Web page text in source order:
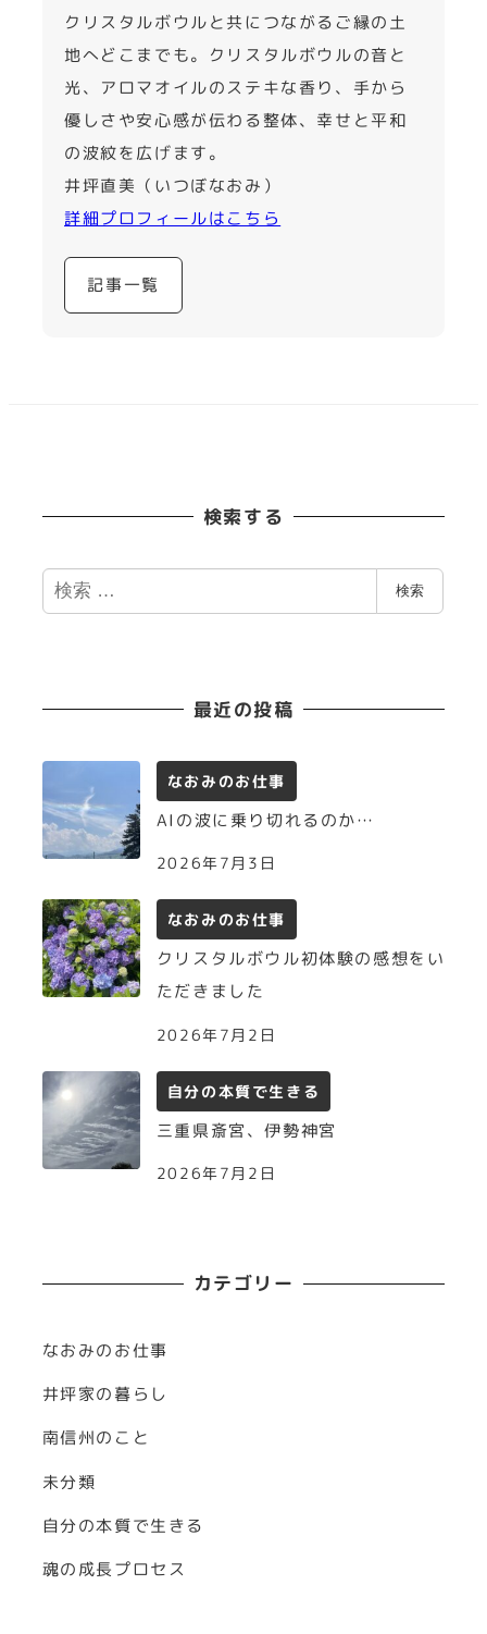
クリスタルボウルと共につながるご縁の土
地へどこまでも。クリスタルボウルの音と
光、アロマオイルのステキな香り、手から
優しさや安心感が伝わる整体、幸せと平和
の波紋を広げます。
井坪直美（いつぼなおみ）
詳細プロフィールはこちら
記事一覧
検索する
検
索
検索
最近の投稿
なおみのお仕事
AIの波に乗り切れるのか…
2026年7月3日
なおみのお仕事
クリスタルボウル初体験の感想をい
ただきました
2026年7月2日
自分の本質で生きる
三重県斎宮、伊勢神宮
2026年7月2日
カテゴリー
なおみのお仕事
井坪家の暮らし
南信州のこと
未分類
自分の本質で生きる
魂の成長プロセス